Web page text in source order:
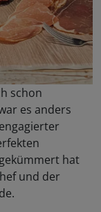
schon
es anders
hat
und der